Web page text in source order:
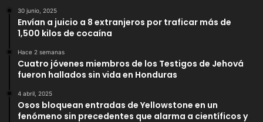
30 junio, 2025
Envían a juicio a 8 extranjeros por traficar más de
1,500 kilos de cocaína
Hace 2 semanas
Cuatro jóvenes miembros de los Testigos de Jehová
fueron hallados sin vida en Honduras
4 abril, 2025
Osos bloquean entradas de Yellowstone en un
fenómeno sin precedentes que alarma a científicos y